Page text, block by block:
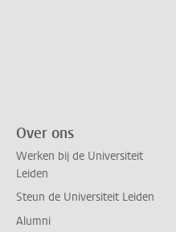
Over ons
Werken bij de Universiteit
Leiden
Steun de Universiteit Leiden
Alumni